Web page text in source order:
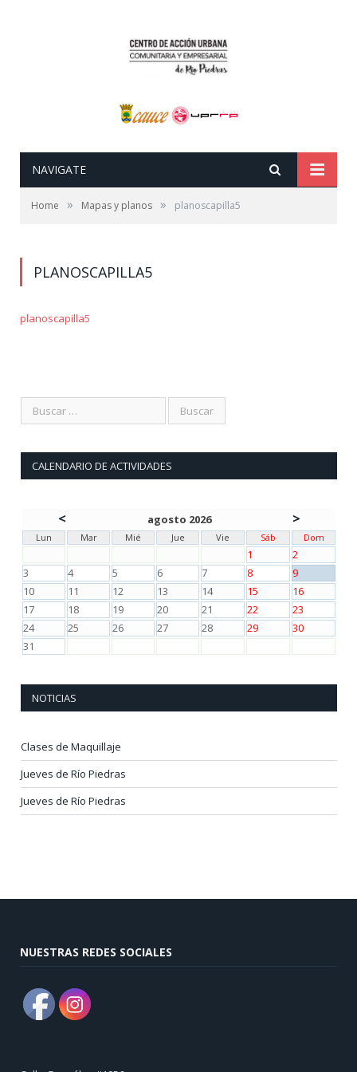
NAVIGATE
Home » Mapas y planos » planoscapilla5
PLANOSCAPILLA5
planoscapilla5
CALENDARIO DE ACTIVIDADES
< agosto 2026 >
Lun Mar Mié Jue Vie Sáb Dom
1
2
3
4 5 6 7 8
9
10
11 12 13 14 15
16
17
18 19 20 21 22
23
24
25 26 27 28 29
30
31
NOTICIAS
Clases de Maquillaje
Jueves de Río Piedras
Jueves de Río Piedras
NUESTRAS REDES SOCIALES